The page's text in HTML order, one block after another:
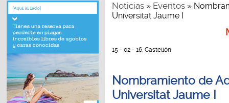
Noticias» Eventos»
Universitat Jaume I
15 - 02 - 16, Castellón
Nombramiento de
Universitat Jaume I